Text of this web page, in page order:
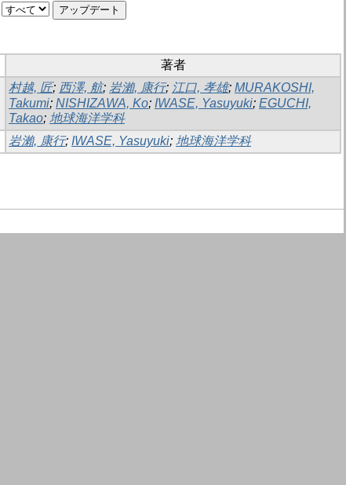
著者
村越, 匠; 西澤, 航; 岩瀨, 康行; 江口, 孝雄; MURAKOSHI,
Takumi; NISHIZAWA, Ko; IWASE, Yasuyuki; EGUCHI,
Takao; 地球海洋学科
岩瀨, 康行; IWASE, Yasuyuki; 地球海洋学科